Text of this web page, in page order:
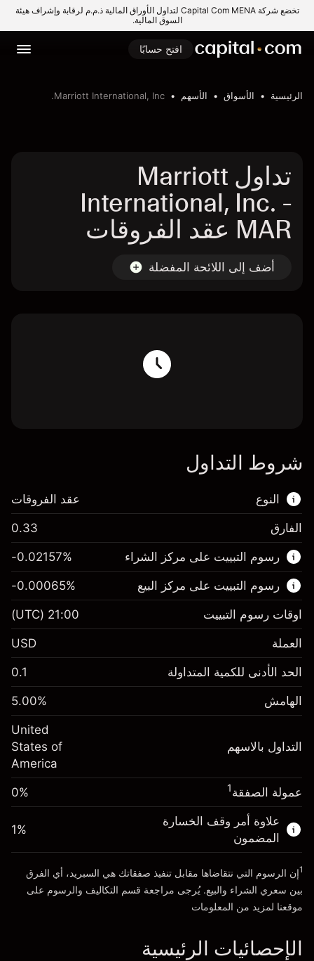
تخضع شركة Capital Com MENA لتداول الأوراق المالية ذ.م.م لرقابة وإشراف هيئة
السوق المالية.
افتح حسابًا
الرئيسية الأسواق الأسهم Marriott International, Inc.
تداول Marriott
International, Inc. -
MAR عقد الفروقات
أضف إلى اللائحة المفضلة
شروط التداول
النوع
هذا السوق المالي متاح للتداول من خلال عقود
الفروقات.
اعرف المزيد عن:
عقود الفروقات
عقد الفروقات
الفارق 0.33
رسوم التبييت على مركز الشراء
الهامش. استثمارك $1,000.00
-0.021568
%
(-$4.31)
المال من الرافعة المالية ~
الذهاب إلى المنصة
-0.02157%
رسوم التبييت على مركز البيع
الهامش. استثمارك $1,000.00
-0.000654
%
(-$0.13)
المال من الرافعة المالية ~$19,000.00
الذهاب إلى المنصة
-0.00065%
اوقات رسوم التبييت 21:00
(UTC)
العملة USD
الحد الأدنى للكمية المتداولة 0.1
الهامش 5.00%
التداول بالاسهم
United
States of
America
عمولة الصفقة1
0%
علاوة أمر وقف الخسارة
المضمون
1%
1إن الرسوم التي نتقاضاها مقابل تنفيذ صفقاتك هي السبريد، أي الفرق
بين سعري الشراء والبيع. يُرجى مراجعة قسم التكاليف والرسوم على
موقعنا لمزيد من المعلومات
الإحصائيات الرئيسية